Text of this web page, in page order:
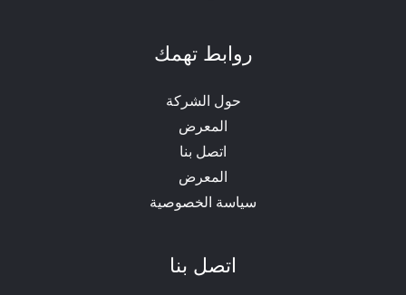
روابط تهمك
حول الشركة
المعرض
اتصل بنا
المعرض
سياسة الخصوصية
اتصل بنا